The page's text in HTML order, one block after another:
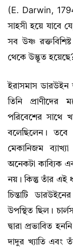
(E. Darwin,
সাহসী হয়ে যাবে
সব উষ্ণ
থেকে উদ্ভূত
ইরাসমাস ডারউইন
তিনি প্রাণীদের
পরিবেশের সাথে
বলেছিলেন। তবে
মেকানিজম
অনেকটা কাব্যিক
নয়। কিন্তু তাঁর এই
চিন্তাটি
উপস্থিত ছিল।
দ্বারা প্রভাবিত
দাদুর খ্যাতি এবং